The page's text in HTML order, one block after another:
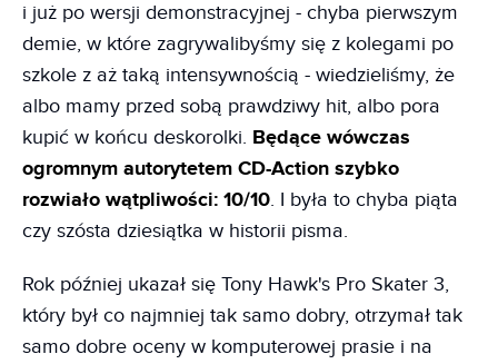
i już po wersji demonstracyjnej - chyba pierwszym
demie, w które zagrywalibyśmy się z kolegami po
szkole z aż taką intensywnością - wiedzieliśmy, że
albo mamy przed sobą prawdziwy hit, albo pora
kupić w końcu deskorolki. Będące wówczas
ogromnym autorytetem CD-Action szybko
rozwiało wątpliwości: 10/10. I była to chyba piąta
czy szósta dziesiątka w historii pisma.
Rok później ukazał się Tony Hawk's Pro Skater 3,
który był co najmniej tak samo dobry, otrzymał tak
samo dobre oceny w komputerowej prasie i na